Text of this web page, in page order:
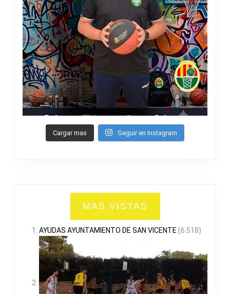
Cargar mas Seguir en Instagram
MAS VISTAS
AYUDAS AYUNTAMIENTO DE SAN VICENTE (6.518)